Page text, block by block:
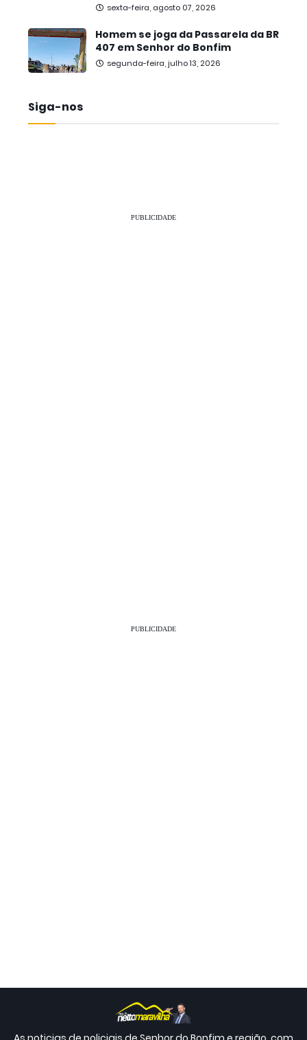
sexta-feira, agosto 07, 2026
Homem se joga da Passarela da BR
407 em Senhor do Bonfim
segunda-feira, julho 13, 2026
Siga-nos
PUBLICIDADE
PUBLICIDADE